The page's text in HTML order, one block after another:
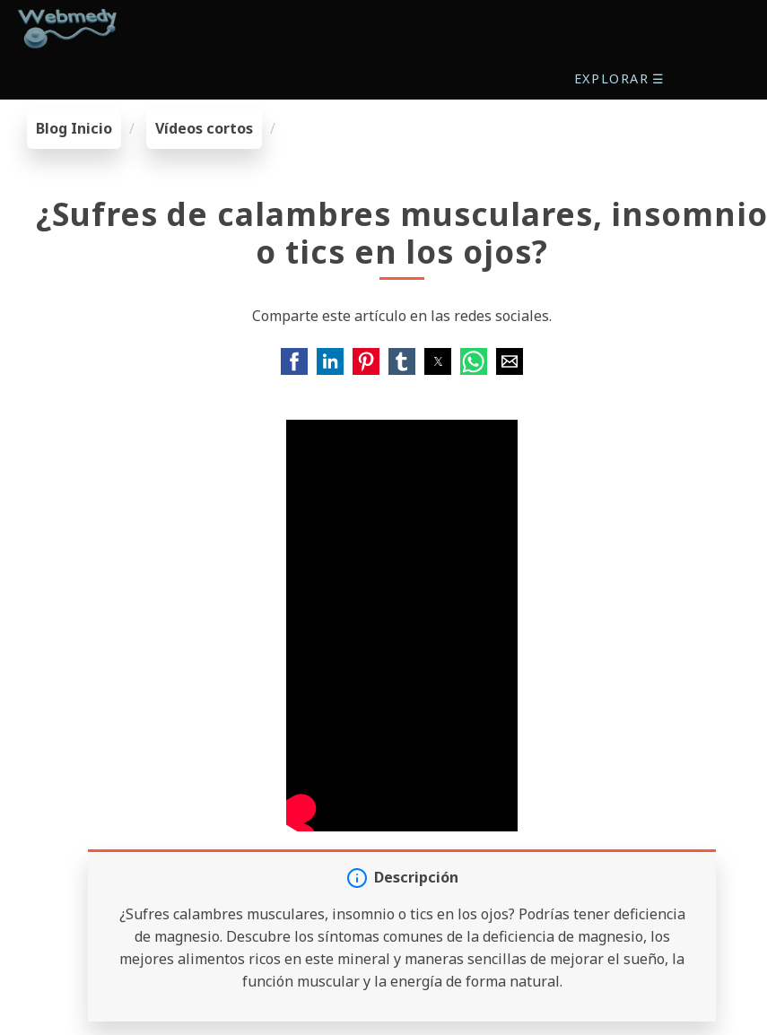
EXPLORAR ☰
Blog Inicio Vídeos cortos
¿Sufres de calambres musculares, insomnio
o tics en los ojos?
Comparte este artículo en las redes sociales.
Descripción
¿Sufres calambres musculares, insomnio o tics en los ojos? Podrías tener deficiencia
de magnesio. Descubre los síntomas comunes de la deficiencia de magnesio, los
mejores alimentos ricos en este mineral y maneras sencillas de mejorar el sueño, la
función muscular y la energía de forma natural.